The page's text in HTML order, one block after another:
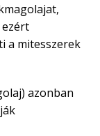
ezért
a mitesszerek
azonban